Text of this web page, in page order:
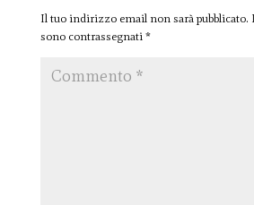
Il tuo indirizzo email non sarà pubblicato.
sono contrassegnati *